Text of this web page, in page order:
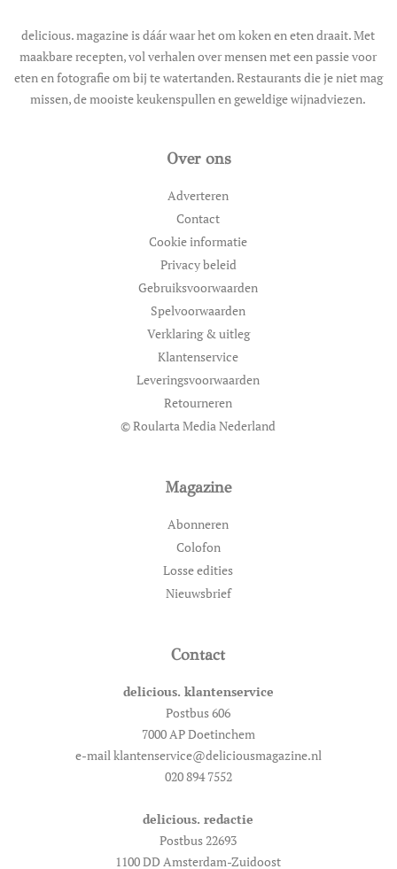
delicious. magazine is dáár waar het om koken en eten draait. Met
maakbare recepten, vol verhalen over mensen met een passie voor
eten en fotografie om bij te watertanden. Restaurants die je niet mag
missen, de mooiste keukenspullen en geweldige wijnadviezen.
Over ons
Adverteren
Contact
Cookie informatie
Privacy beleid
Gebruiksvoorwaarden
Spelvoorwaarden
Verklaring & uitleg
Klantenservice
Leveringsvoorwaarden
Retourneren
© Roularta Media Nederland
Magazine
Abonneren
Colofon
Losse edities
Nieuwsbrief
Contact
delicious. klantenservice
Postbus 606
7000 AP Doetinchem
e-mail klantenservice@deliciousmagazine.nl
020 894 7552
delicious. redactie
Postbus 22693
1100 DD Amsterdam-Zuidoost